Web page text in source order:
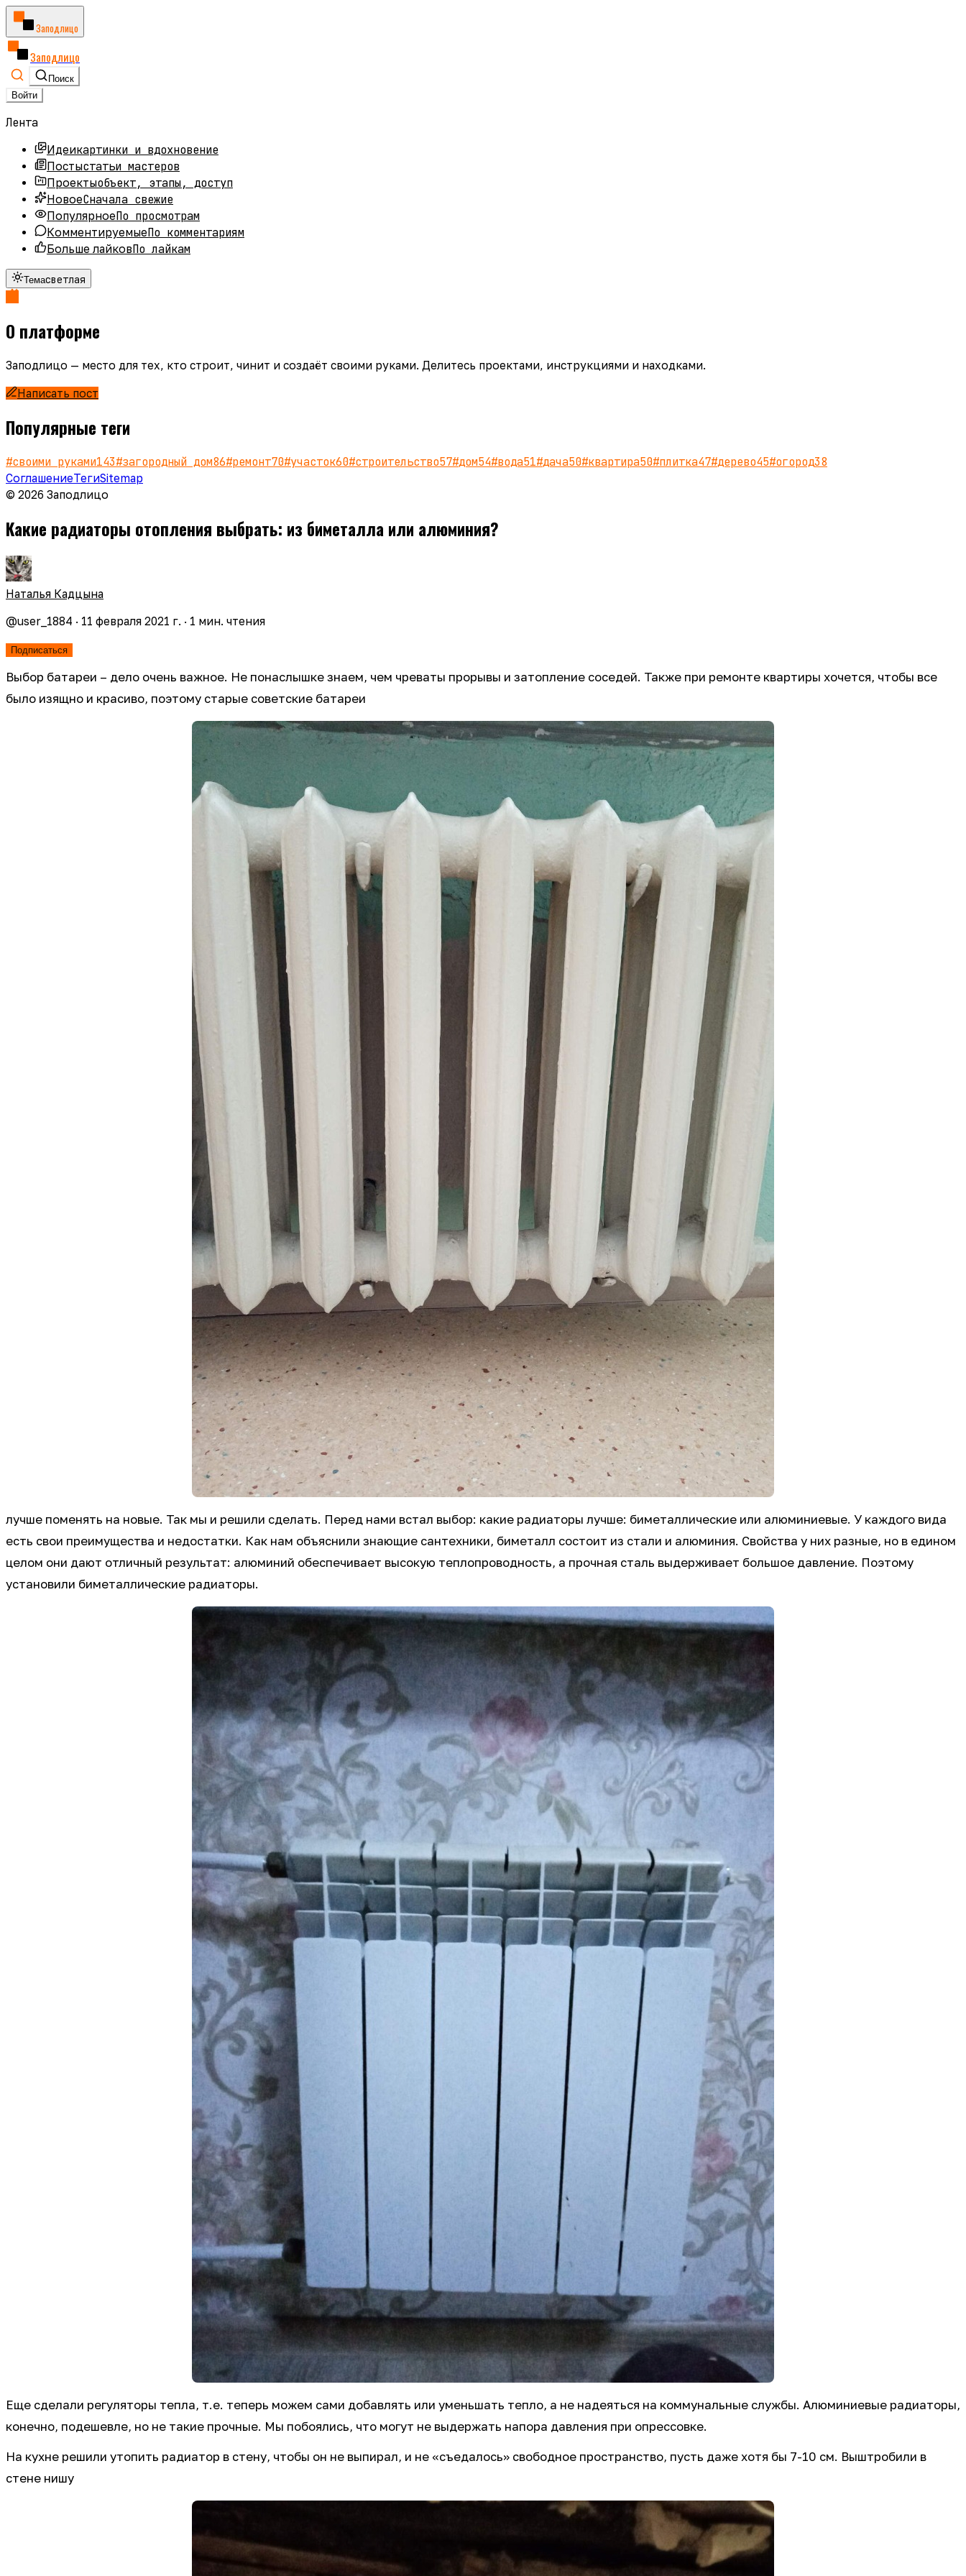
Заподлицо
Заподлицо
Поиск
Войти
Лента
Идеикартинки и вдохновение
Постыстатьи мастеров
Проектыобъект, этапы, доступ
НовоеСначала свежие
ПопулярноеПо просмотрам
КомментируемыеПо комментариям
Больше лайковПо лайкам
Темасветлая
О платформе
Заподлицо — место для тех, кто строит, чинит и создаёт своими руками. Делитесь проектами, инструкциями и находками.
Написать пост
Популярные теги
#своими руками143#загородный дом86#ремонт70#участок60#строительство57#дом54#вода51#дача50#квартира50#плитка47#дерево45#огород38
СоглашениеТегиSitemap
© 2026 Заподлицо
Какие радиаторы отопления выбрать: из биметалла или алюминия?
Наталья Кадцына
@user_1884 · 11 февраля 2021 г. · 1 мин. чтения
Подписаться
Выбор батареи – дело очень важное. Не понаслышке знаем, чем чреваты прорывы и затопление соседей. Также при ремонте квартиры хочется, чтобы все
было изящно и красиво, поэтому старые советские батареи
лучше поменять на новые. Так мы и решили сделать. Перед нами встал выбор: какие радиаторы лучше: биметаллические или алюминиевые. У каждого вида
есть свои преимущества и недостатки. Как нам объяснили знающие сантехники, биметалл состоит из стали и алюминия. Свойства у них разные, но в едином
целом они дают отличный результат: алюминий обеспечивает высокую теплопроводность, а прочная сталь выдерживает большое давление. Поэтому
установили биметаллические радиаторы.
Еще сделали регуляторы тепла, т.е. теперь можем сами добавлять или уменьшать тепло, а не надеяться на коммунальные службы. Алюминиевые радиаторы,
конечно, подешевле, но не такие прочные. Мы побоялись, что могут не выдержать напора давления при опрессовке.
На кухне решили утопить радиатор в стену, чтобы он не выпирал, и не «съедалось» свободное пространство, пусть даже хотя бы 7-10 см. Выштробили в
стене нишу